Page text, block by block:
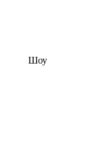
Шоу